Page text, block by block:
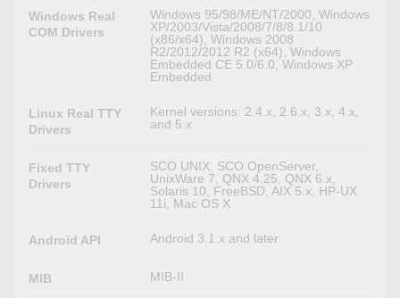
Windows Real
COM Drivers
Windows 95/98/ME/NT/2000, Windows
XP/2003/Vista/2008/7/8/8.1/10
(x86/x64), Windows 2008
R2/2012/2012 R2 (x64), Windows
Embedded CE 5.0/6.0, Windows XP
Embedded
Linux Real TTY
Drivers
Kernel versions: 2.4.x, 2.6.x, 3.x, 4.x,
and 5.x
Fixed TTY
Drivers
SCO UNIX, SCO OpenServer,
UnixWare 7, QNX 4.25, QNX 6.x,
Solaris 10, FreeBSD, AIX 5.x, HP-UX
11i, Mac OS X
Android API Android 3.1.x and later
MIB MIB-II